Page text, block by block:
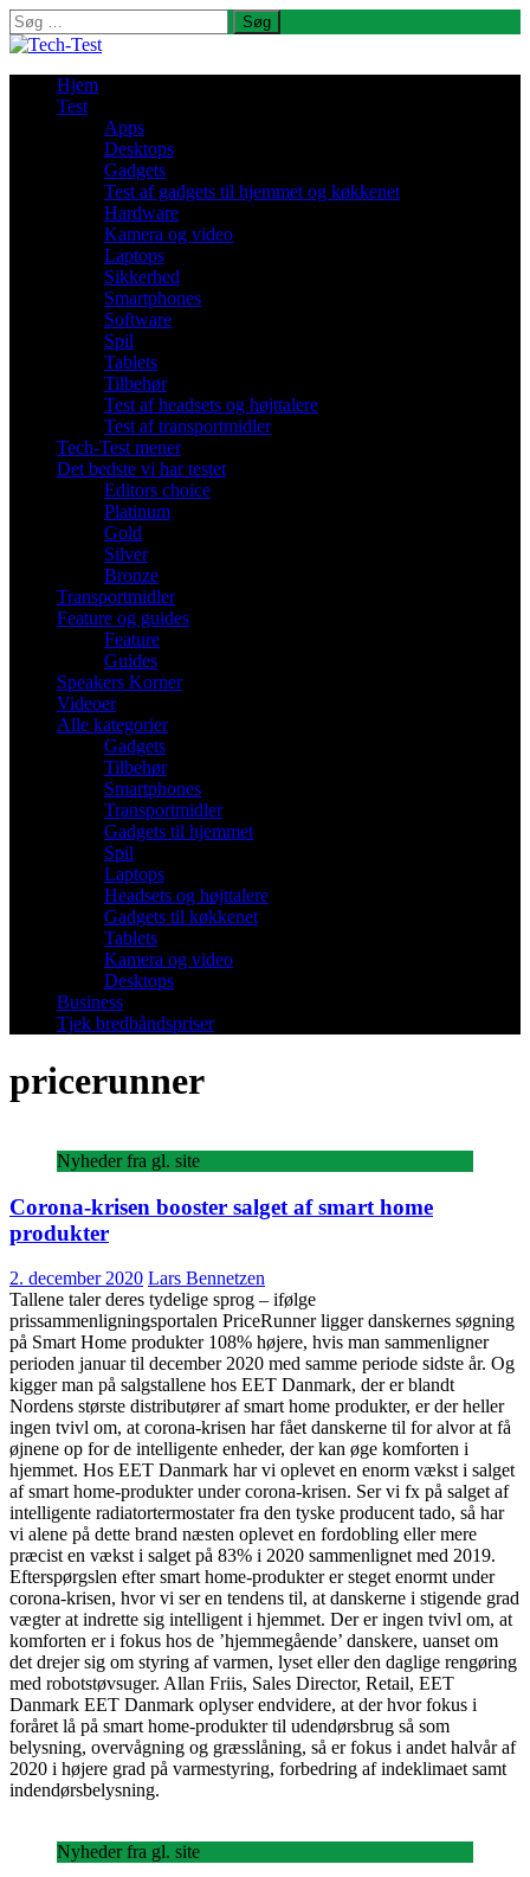
Søg
efter:
Hjem
Test
Apps
Desktops
Gadgets
Test af gadgets til hjemmet og køkkenet
Hardware
Kamera og video
Laptops
Sikkerhed
Smartphones
Software
Spil
Tablets
Tilbehør
Test af headsets og højttalere
Test af transportmidler
Tech-Test mener
Det bedste vi har testet
Editors choice
Platinum
Gold
Silver
Bronze
Transportmidler
Feature og guides
Feature
Guides
Speakers Korner
Videoer
Alle kategorier
Gadgets
Tilbehør
Smartphones
Transportmidler
Gadgets til hjemmet
Spil
Laptops
Headsets og højttalere
Gadgets til køkkenet
Tablets
Kamera og video
Desktops
Business
Tjek bredbåndspriser
pricerunner
Nyheder fra gl. site
Corona-krisen booster salget af smart home
produkter
2. december 2020 Lars Bennetzen
Tallene taler deres tydelige sprog – ifølge
prissammenligningsportalen PriceRunner ligger danskernes søgning
på Smart Home produkter 108% højere, hvis man sammenligner
perioden januar til december 2020 med samme periode sidste år. Og
kigger man på salgstallene hos EET Danmark, der er blandt
Nordens største distributører af smart home produkter, er der heller
ingen tvivl om, at corona-krisen har fået danskerne til for alvor at få
øjnene op for de intelligente enheder, der kan øge komforten i
hjemmet. Hos EET Danmark har vi oplevet en enorm vækst i salget
af smart home-produkter under corona-krisen. Ser vi fx på salget af
intelligente radiatortermostater fra den tyske producent tado, så har
vi alene på dette brand næsten oplevet en fordobling eller mere
præcist en vækst i salget på 83% i 2020 sammenlignet med 2019.
Efterspørgslen efter smart home-produkter er steget enormt under
corona-krisen, hvor vi ser en tendens til, at danskerne i stigende grad
vægter at indrette sig intelligent i hjemmet. Der er ingen tvivl om, at
komforten er i fokus hos de ’hjemmegående’ danskere, uanset om
det drejer sig om styring af varmen, lyset eller den daglige rengøring
med robotstøvsuger. Allan Friis, Sales Director, Retail, EET
Danmark EET Danmark oplyser endvidere, at der hvor fokus i
foråret lå på smart home-produkter til udendørsbrug så som
belysning, overvågning og græsslåning, så er fokus i andet halvår af
2020 i højere grad på varmestyring, forbedring af indeklimaet samt
indendørsbelysning.
Nyheder fra gl. site